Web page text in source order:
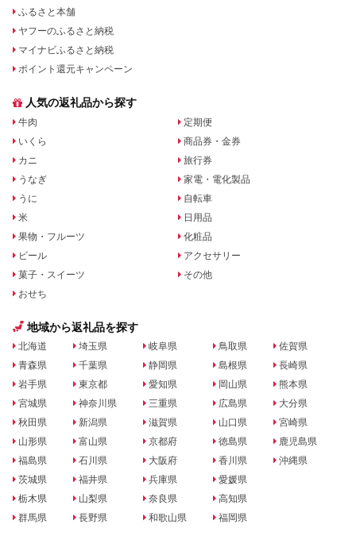
ふるさと本舗
ヤフーのふるさと納税
マイナビふるさと納税
ポイント還元キャンペーン
人気の返礼品から探す
牛肉
いくら
カニ
うなぎ
うに
米
果物・フルーツ
ビール
菓子・スイーツ
おせち
定期便
商品券・金券
旅行券
家電・電化製品
自転車
日用品
化粧品
アクセサリー
その他
地域から返礼品を探す
北海道
青森県
岩手県
宮城県
秋田県
山形県
福島県
茨城県
栃木県
群馬県
埼玉県
千葉県
東京都
神奈川県
新潟県
富山県
石川県
福井県
山梨県
長野県
岐阜県
静岡県
愛知県
三重県
滋賀県
京都府
大阪府
兵庫県
奈良県
和歌山県
鳥取県
島根県
岡山県
広島県
山口県
徳島県
香川県
愛媛県
高知県
福岡県
佐賀県
長崎県
熊本県
大分県
宮崎県
鹿児島県
沖縄県